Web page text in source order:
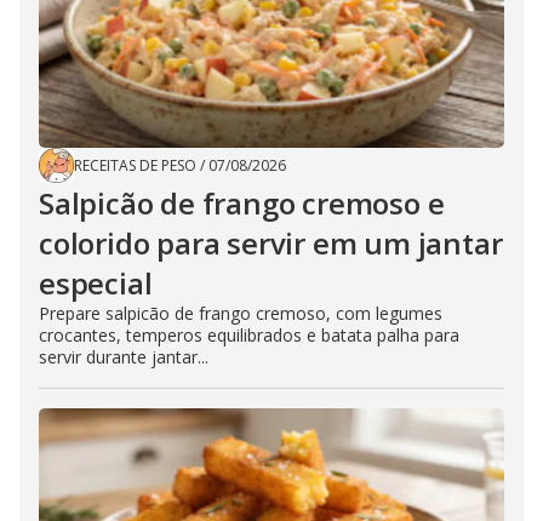
RECEITAS DE PESO / 07/08/2026
Salpicão de frango cremoso e
colorido para servir em um jantar
especial
Prepare salpicão de frango cremoso, com legumes
crocantes, temperos equilibrados e batata palha para
servir durante jantar...